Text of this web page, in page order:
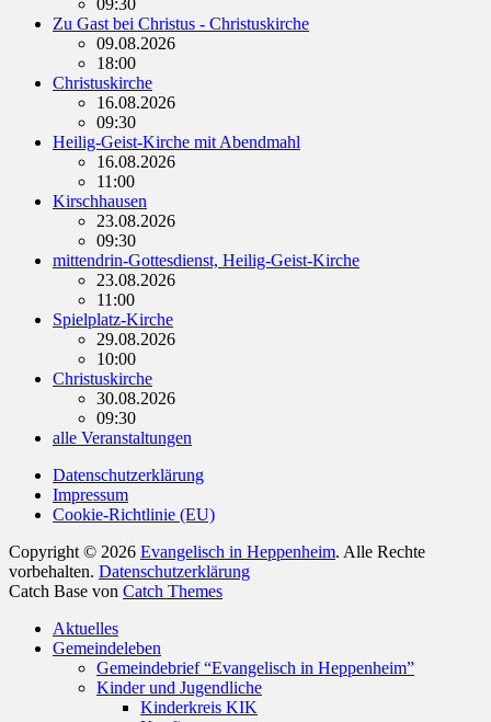
Zu Gast bei Christus - Christuskirche
09.08.2026
18:00
Christuskirche
16.08.2026
09:30
Heilig-Geist-Kirche mit Abendmahl
16.08.2026
11:00
Kirschhausen
23.08.2026
09:30
mittendrin-Gottesdienst, Heilig-Geist-Kirche
23.08.2026
11:00
Spielplatz-Kirche
29.08.2026
10:00
Christuskirche
30.08.2026
09:30
alle Veranstaltungen
Datenschutzerklärung
Impressum
Cookie-Richtlinie (EU)
Copyright © 2026 Evangelisch in Heppenheim. Alle Rechte
vorbehalten. Datenschutzerklärung
Catch Base von Catch Themes
oben
scrollen
Aktuelles
Gemeindeleben
Gemeindebrief “Evangelisch in Heppenheim”
Kinder und Jugendliche
Kinderkreis KIK